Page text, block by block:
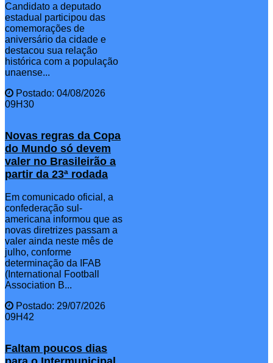
Candidato a deputado
estadual participou das
comemorações de
aniversário da cidade e
destacou sua relação
histórica com a população
unaense...
Postado: 04/08/2026
09H30
Novas regras da Copa
do Mundo só devem
valer no Brasileirão a
partir da 23ª rodada
Em comunicado oficial, a
confederação sul-
americana informou que as
novas diretrizes passam a
valer ainda neste mês de
julho, conforme
determinação da IFAB
(International Football
Association B...
Postado: 29/07/2026
09H42
Faltam poucos dias